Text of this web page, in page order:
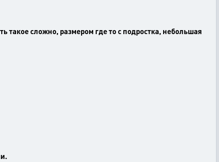
такое сложно, размером где то с подростка, небольшая